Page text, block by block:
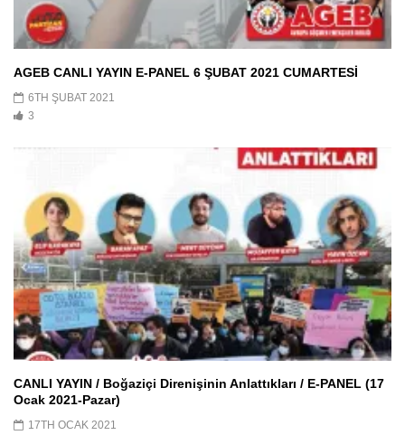
AGEB CANLI YAYIN E-PANEL 6 ŞUBAT 2021 CUMARTESİ
6TH ŞUBAT 2021
3
CANLI YAYIN / Boğaziçi Direnişinin Anlattıkları / E-PANEL (17
Ocak 2021-Pazar)
17TH OCAK 2021